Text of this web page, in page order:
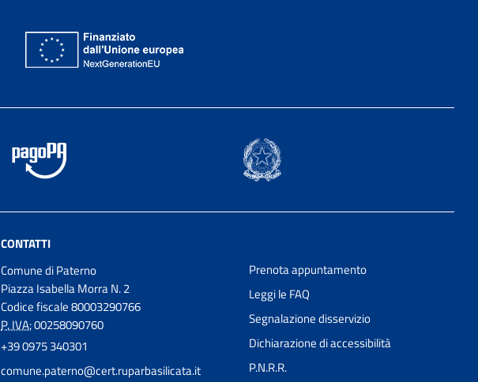
CONTATTI
Comune di Paterno
Piazza Isabella Morra N. 2
Codice fiscale 80003290766
P. IVA:00258090760
+39 0975 340301
comune.paterno@cert.ruparbasilicata.it
Prenota appuntamento
Leggi le FAQ
Segnalazione disservizio
Dichiarazione di accessibilità
P.N.R.R.